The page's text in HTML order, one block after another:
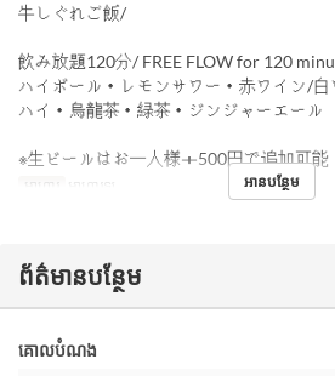
牛しぐれご飯/
飲み放題120分/ FREE FLOW for 120
ハイボール・レモンサワー・赤ワイン/
ハイ・烏龍茶・緑茶・ジンジャーエール
※生ビールはお一人様＋500円で追加可能
អាហារ អាហារឡ អានបន្ថែម
ព័ត៌មានបន្ថែម
គោលបំណង